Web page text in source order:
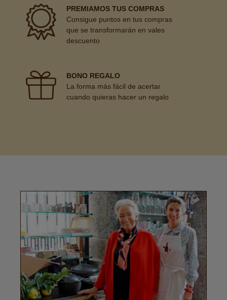
PREMIAMOS TUS COMPRAS
Consigue puntos en tus compras
que se transformarán en vales
descuento
BONO REGALO
La forma más fácil de acertar
cuando quieras hacer un regalo